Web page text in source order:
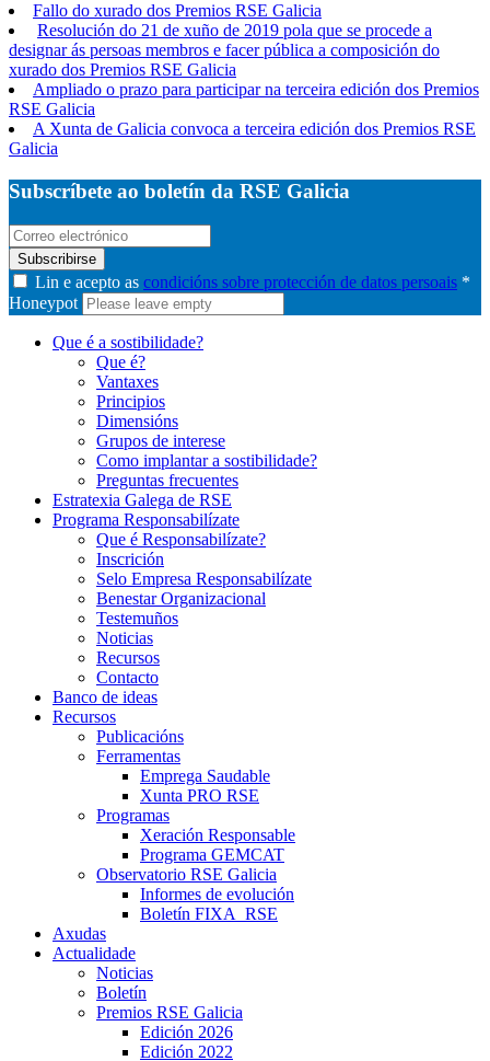
Fallo do xurado dos Premios RSE Galicia
Resolución do 21 de xuño de 2019 pola que se procede a
designar ás persoas membros e facer pública a composición do
xurado dos Premios RSE Galicia
Ampliado o prazo para participar na terceira edición dos Premios
RSE Galicia
A Xunta de Galicia convoca a terceira edición dos Premios RSE
Galicia
Subscríbete ao boletín da RSE Galicia
Subscribirse
Lin e acepto as condicións sobre protección de datos persoais *
Honeypot
Que é a sostibilidade?
Que é?
Vantaxes
Principios
Dimensións
Grupos de interese
Como implantar a sostibilidade?
Preguntas frecuentes
Estratexia Galega de RSE
Programa Responsabilízate
Que é Responsabilízate?
Inscrición
Selo Empresa Responsabilízate
Benestar Organizacional
Testemuños
Noticias
Recursos
Contacto
Banco de ideas
Recursos
Publicacións
Ferramentas
Emprega Saudable
Xunta PRO RSE
Programas
Xeración Responsable
Programa GEMCAT
Observatorio RSE Galicia
Informes de evolución
Boletín FIXA_RSE
Axudas
Actualidade
Noticias
Boletín
Premios RSE Galicia
Edición 2026
Edición 2022